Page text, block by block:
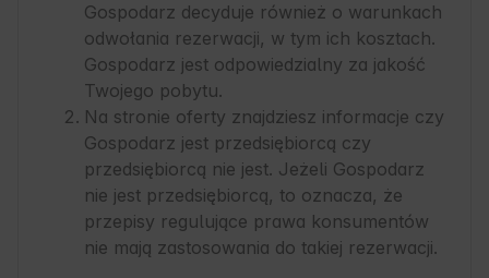
Gospodarz decyduje również o warunkach
odwołania rezerwacji, w tym ich kosztach.
Gospodarz jest odpowiedzialny za jakość
Twojego pobytu.
Na stronie oferty znajdziesz informacje czy
Gospodarz jest przedsiębiorcą czy
przedsiębiorcą nie jest. Jeżeli Gospodarz
nie jest przedsiębiorcą, to oznacza, że
przepisy regulujące prawa konsumentów
nie mają zastosowania do takiej rezerwacji.